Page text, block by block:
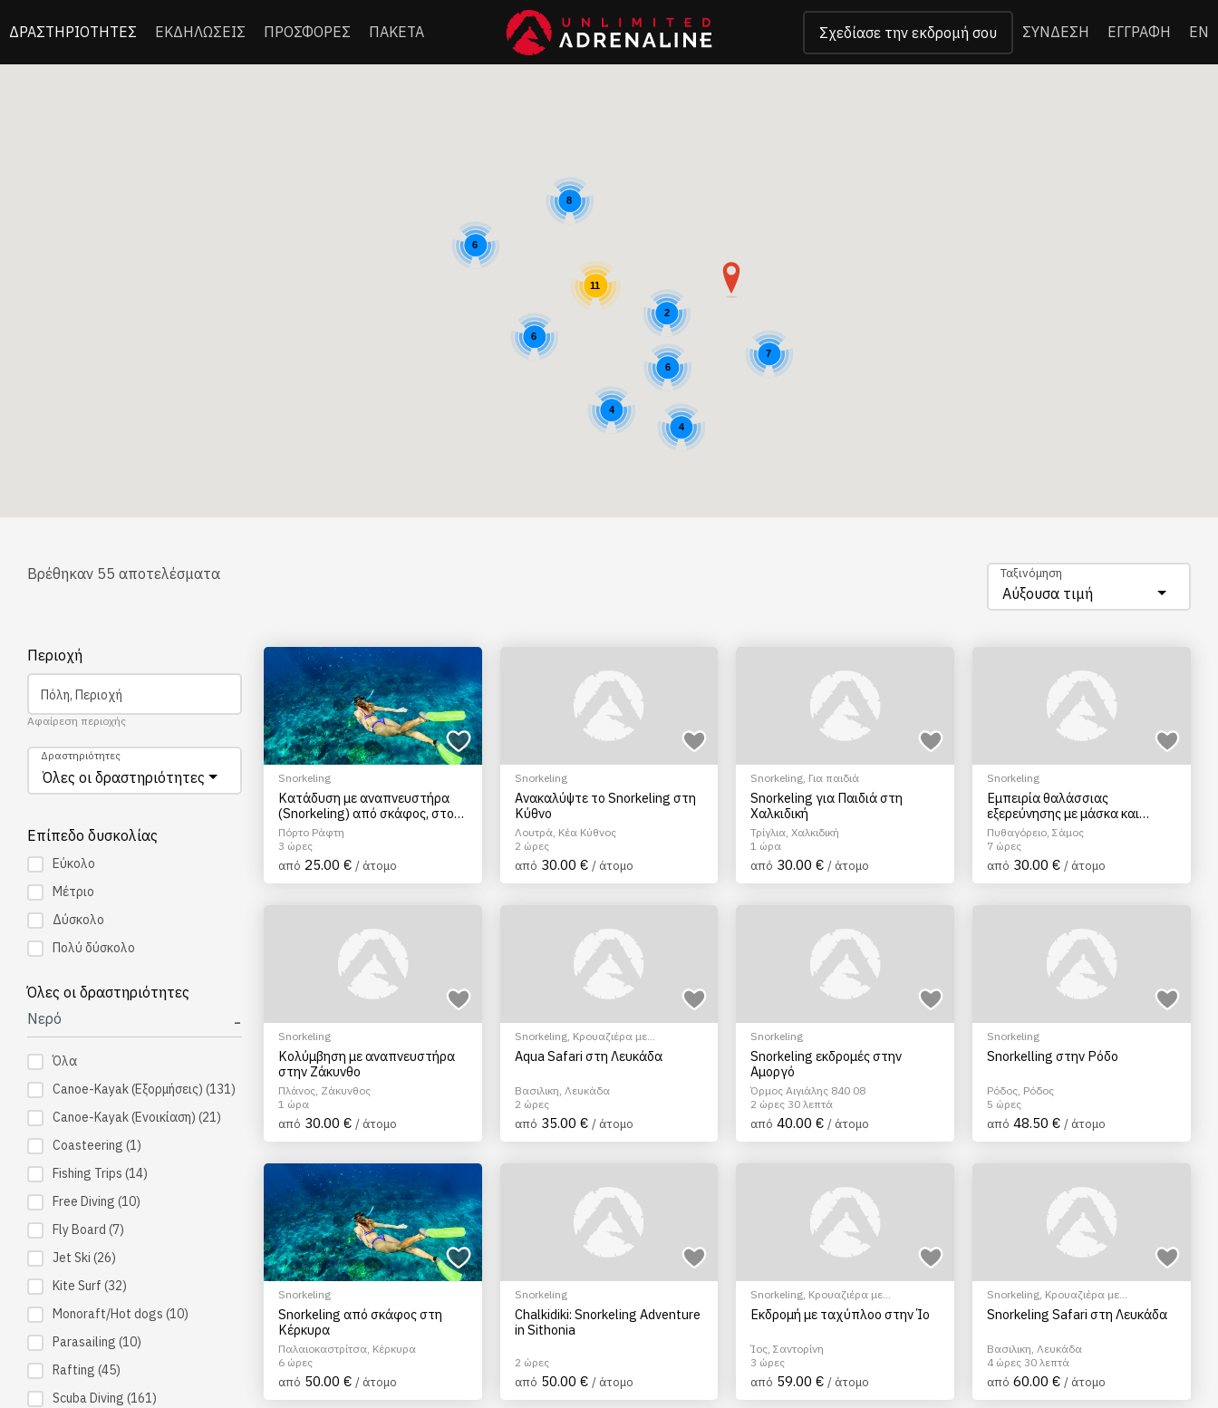
ΔΡΑΣΤΗΡΙΟΤΗΤΕΣ ΕΚΔΗΛΩΣΕΙΣ ΠΡΟΣΦΟΡΕΣ ΠΑΚΕΤΑ Σχεδίασε την εκδρομή σου ΣΥΝΔΕΣΗ ΕΓΓΡΑΦΗ EN
11
6
8
6
6
7
2
4
4
Βρέθηκαν 55 αποτελέσματα
Αύξουσα τιμή
Ταξινόμηση
Περιοχή
Πόλη, Περιοχή
Αφαίρεση περιοχής
Όλες οι δραστηριότητες
Δραστηριότητες
Επίπεδο δυσκολίας
Εύκολο
Μέτριο
Δύσκολο
Πολύ δύσκολο
Όλες οι δραστηριότητες
Νερό
Όλα
Canoe-Kayak (Εξορμήσεις) (131)
Canoe-Kayak (Ενοικίαση) (21)
Coasteering (1)
Fishing Trips (14)
Free Diving (10)
Fly Board (7)
Jet Ski (26)
Kite Surf (32)
Monoraft/Hot dogs (10)
Parasailing (10)
Rafting (45)
Scuba Diving (161)
Snorkeling
Κατάδυση με αναπνευστήρα
(Snorkeling) από σκάφος, στο
Πόρτο Ράφτη
Πόρτο Ράφτη
3 ώρες
από 25.00 € / άτομο
Snorkeling
Ανακαλύψτε το Snorkeling στη
Κύθνο
Λουτρά, Κέα Κύθνος
2 ώρες
από 30.00 € / άτομο
Snorkeling, Για παιδιά
Snorkeling για Παιδιά στη
Χαλκιδική
Τρίγλια, Χαλκιδική
1 ώρα
από 30.00 € / άτομο
Snorkeling
Εμπειρία θαλάσσιας
εξερεύνησης με μάσκα και
αναπνευστήρα στη Σάμο
Πυθαγόρειο, Σάμος
7 ώρες
από 30.00 € / άτομο
Snorkeling
Κολύμβηση με αναπνευστήρα
στην Ζάκυνθο
Πλάνος, Ζάκυνθος
1 ώρα
από 30.00 € / άτομο
Snorkeling, Κρουαζιέρα με
μηχ.Σκάφος
Aqua Safari στη Λευκάδα
Βασιλικη, Λευκάδα
2 ώρες
από 35.00 € / άτομο
Snorkeling
Snorkeling εκδρομές στην
Αμοργό
Όρμος Αιγιάλης 840 08
2 ώρες 30 λεπτά
από 40.00 € / άτομο
Snorkeling
Snorkelling στην Ρόδο
Ρόδος, Ρόδος
5 ώρες
από 48.50 € / άτομο
Snorkeling
Snorkeling από σκάφος στη
Κέρκυρα
Παλαιοκαστρίτσα, Κέρκυρα
6 ώρες
από 50.00 € / άτομο
Snorkeling
Chalkidiki: Snorkeling Adventure
in Sithonia
2 ώρες
από 50.00 € / άτομο
Snorkeling, Κρουαζιέρα με
μηχ.Σκάφος
Εκδρομή με ταχύπλοο στην Ίο
Ίος, Σαντορίνη
3 ώρες
από 59.00 € / άτομο
Snorkeling, Κρουαζιέρα με
μηχ.Σκάφος
Snorkeling Safari στη Λευκάδα
Βασιλικη, Λευκάδα
4 ώρες 30 λεπτά
από 60.00 € / άτομο